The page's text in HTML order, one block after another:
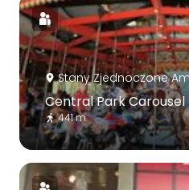
Stany Zjednoczone
Central Park Carousel
441 m